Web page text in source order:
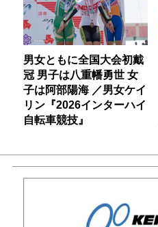
男女ともに全国大会初戴
冠 男子は八重幡勇世 女
子は阿部陽海 ／男女ケイ
リン『2026インターハイ
自転車競技』